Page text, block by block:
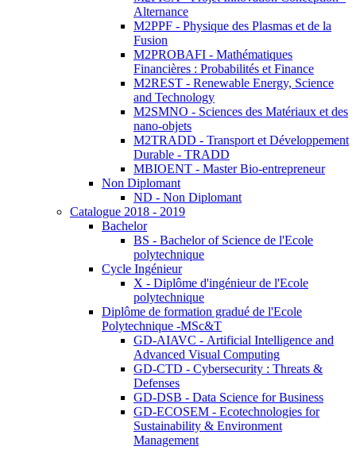
Alternance
M2PPF - Physique des Plasmas et de la
Fusion
M2PROBAFI - Mathématiques
Financières : Probabilités et Finance
M2REST - Renewable Energy, Science
and Technology
M2SMNO - Sciences des Matériaux et des
nano-objets
M2TRADD - Transport et Développement
Durable - TRADD
MBIOENT - Master Bio-entrepreneur
Non Diplomant
ND - Non Diplomant
Catalogue 2018 - 2019
Bachelor
BS - Bachelor of Science de l'Ecole
polytechnique
Cycle Ingénieur
X - Diplôme d'ingénieur de l'Ecole
polytechnique
Diplôme de formation gradué de l'Ecole
Polytechnique -MSc&T
GD-AIAVC - Artificial Intelligence and
Advanced Visual Computing
GD-CTD - Cybersecurity : Threats &
Defenses
GD-DSB - Data Science for Business
GD-ECOSEM - Ecotechnologies for
Sustainability & Environment
Management